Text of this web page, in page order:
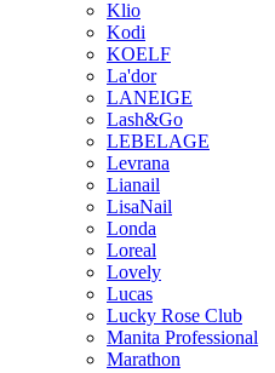
Klio
Kodi
KOELF
La'dor
LANEIGE
Lash&Go
LEBELAGE
Levrana
Lianail
LisaNail
Londa
Loreal
Lovely
Lucas
Lucky Rose Club
Manita Professional
Marathon